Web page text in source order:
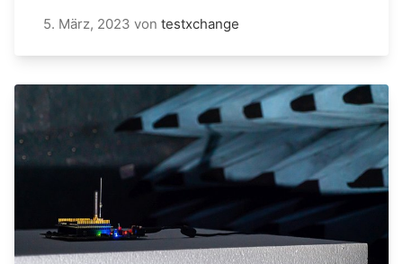
5. März, 2023 von testxchange